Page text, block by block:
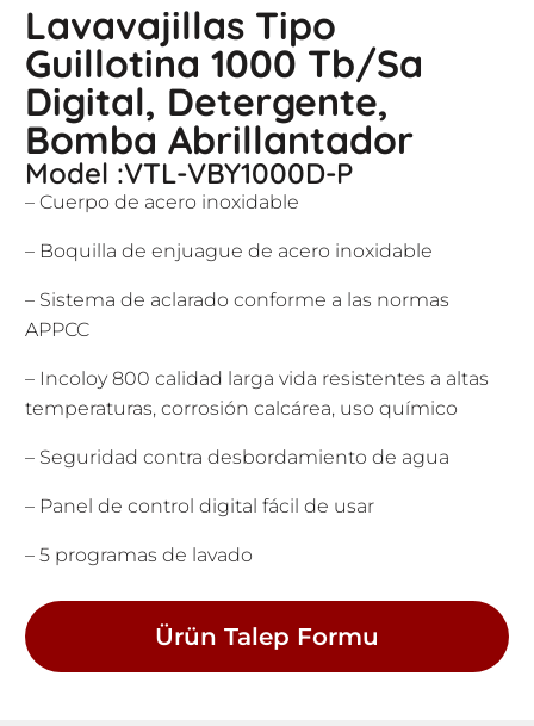
Lavavajillas Tipo
Guillotina 1000 Tb/Sa
Digital, Detergente,
Bomba Abrillantador
Model :VTL-VBY1000D-P
– Cuerpo de acero inoxidable
– Boquilla de enjuague de acero inoxidable
– Sistema de aclarado conforme a las normas
APPCC
– Incoloy 800 calidad larga vida resistentes a altas
temperaturas, corrosión calcárea, uso químico
– Seguridad contra desbordamiento de agua
– Panel de control digital fácil de usar
– 5 programas de lavado
Ürün Talep Formu